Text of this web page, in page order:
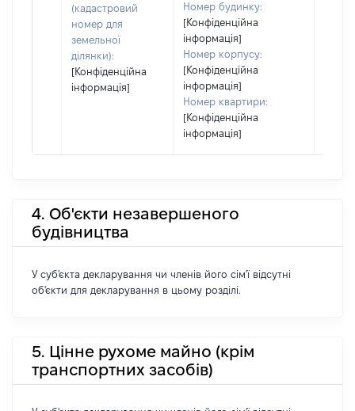
(кадастровий
номер для
земельної
ділянки):
[Конфіденційна
інформація]
Номер будинку:
[Конфіденційна
інформація]
Номер корпусу:
[Конфіденційна
інформація]
Номер квартири:
[Конфіденційна
інформація]
4. Об'єкти незавершеного
будівництва
У суб'єкта декларування чи членів його сім'ї відсутні
об'єкти для декларування в цьому розділі.
5. Цінне рухоме майно (крім
транспортних засобів)